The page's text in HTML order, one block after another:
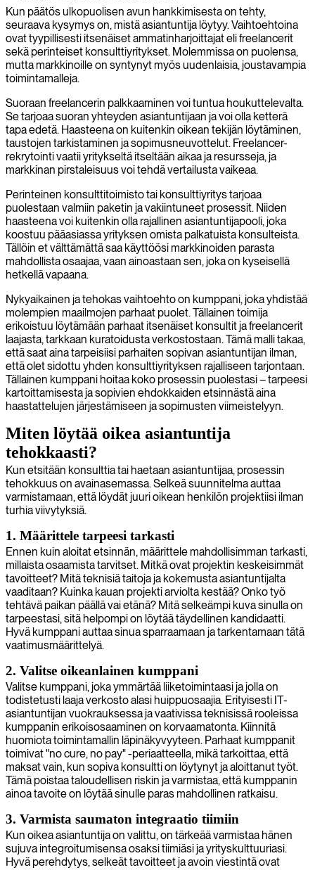
Kun päätös ulkopuolisen avun hankkimisesta on tehty,
seuraava kysymys on, mistä asiantuntija löytyy. Vaihtoehtoina
ovat tyypillisesti itsenäiset ammatinharjoittajat eli freelancerit
sekä perinteiset konsulttiyritykset. Molemmissa on puolensa,
mutta markkinoille on syntynyt myös uudenlaisia, joustavampia
toimintamalleja.
Suoraan freelancerin palkkaaminen voi tuntua houkuttelevalta.
Se tarjoaa suoran yhteyden asiantuntijaan ja voi olla ketterä
tapa edetä. Haasteena on kuitenkin oikean tekijän löytäminen,
taustojen tarkistaminen ja sopimusneuvottelut. Freelancer-
rekrytointi vaatii yritykseltä itseltään aikaa ja resursseja, ja
markkinan pirstaleisuus voi tehdä vertailusta vaikeaa.
Perinteinen konsulttitoimisto tai konsulttiyritys tarjoaa
puolestaan valmiin paketin ja vakiintuneet prosessit. Niiden
haasteena voi kuitenkin olla rajallinen asiantuntijapooli, joka
koostuu pääasiassa yrityksen omista palkatuista konsulteista.
Tällöin et välttämättä saa käyttöösi markkinoiden parasta
mahdollista osaajaa, vaan ainoastaan sen, joka on kyseisellä
hetkellä vapaana.
Nykyaikainen ja tehokas vaihtoehto on kumppani, joka yhdistää
molempien maailmojen parhaat puolet. Tällainen toimija
erikoistuu löytämään parhaat itsenäiset konsultit ja freelancerit
laajasta, tarkkaan kuratoidusta verkostostaan. Tämä malli takaa,
että saat aina tarpeisiisi parhaiten sopivan asiantuntijan ilman,
että olet sidottu yhden konsulttiyrityksen rajalliseen tarjontaan.
Tällainen kumppani hoitaa koko prosessin puolestasi – tarpeesi
kartoittamisesta ja sopivien ehdokkaiden etsinnästä aina
haastattelujen järjestämiseen ja sopimusten viimeistelyyn.
Miten löytää oikea asiantuntija
tehokkaasti?
Kun etsitään konsulttia tai haetaan asiantuntijaa, prosessin
tehokkuus on avainasemassa. Selkeä suunnitelma auttaa
varmistamaan, että löydät juuri oikean henkilön projektiisi ilman
turhia viivytyksiä.
1. Määrittele tarpeesi tarkasti
Ennen kuin aloitat etsinnän, määrittele mahdollisimman tarkasti,
millaista osaamista tarvitset. Mitkä ovat projektin keskeisimmät
tavoitteet? Mitä teknisiä taitoja ja kokemusta asiantuntijalta
vaaditaan? Kuinka kauan projekti arviolta kestää? Onko työ
tehtävä paikan päällä vai etänä? Mitä selkeämpi kuva sinulla on
tarpeestasi, sitä helpompi on löytää täydellinen kandidaatti.
Hyvä kumppani auttaa sinua sparraamaan ja tarkentamaan tätä
vaatimusmäärittelyä.
2. Valitse oikeanlainen kumppani
Valitse kumppani, joka ymmärtää liiketoimintaasi ja jolla on
todistetusti laaja verkosto alasi huippuosaajia. Erityisesti IT-
asiantuntijan vuokrauksessa ja vaativissa teknisissä rooleissa
kumppanin erikoisosaaminen on korvaamatonta. Kiinnitä
huomiota toimintamallin läpinäkyvyyteen. Parhaat kumppanit
toimivat "no cure, no pay" -periaatteella, mikä tarkoittaa, että
maksat vain, kun sopiva konsultti on löytynyt ja aloittanut työt.
Tämä poistaa taloudellisen riskin ja varmistaa, että kumppanin
ainoa tavoite on löytää sinulle paras mahdollinen ratkaisu.
3. Varmista saumaton integraatio tiimiin
Kun oikea asiantuntija on valittu, on tärkeää varmistaa hänen
sujuva integroitumisensa osaksi tiimiäsi ja yrityskulttuuriasi.
Hyvä perehdytys, selkeät tavoitteet ja avoin viestintä ovat